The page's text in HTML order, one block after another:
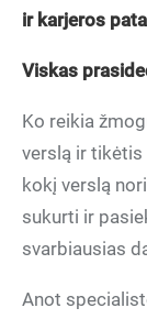
ir karjeros
Viskas
Ko reikia
verslą ir tikėtis
kokį verslą
sukurti ir
svarbiausias
Anot